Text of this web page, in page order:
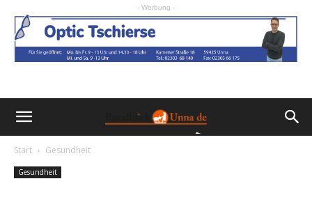
- Werbung -
Start Gesundheit
Gesundheit